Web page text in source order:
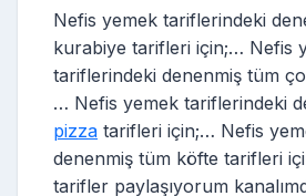
Nefis yemek tariflerindeki
kurabiye tarifleri için;… Nefis
tariflerindeki denenmiş tüm
… Nefis yemek tariflerindeki
pizza tarifleri için;… Nefis
denenmiş tüm köfte tarifleri
tarifler paylaşıyorum